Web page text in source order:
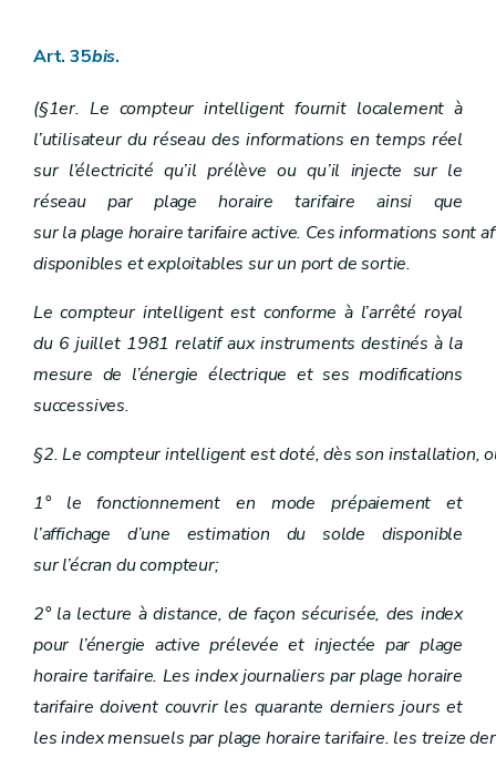
Art. 35bis.
(§1er. Le compteur intelligent fournit localement à
l’utilisateur du réseau des informations en temps réel
sur l’électricité qu’il prélève ou qu’il injecte sur le
réseau par plage horaire tarifaire ainsi que
sur la plage horaire tarifaire active. Ces informations sont
disponibles et exploitables sur un port de sortie.
Le compteur intelligent est conforme à l’arrêté royal
du 6 juillet 1981 relatif aux instruments destinés à la
mesure de l’énergie électrique et ses modifications
successives.
§2. Le compteur intelligent est doté, dès son installation,
1° le fonctionnement en mode prépaiement et
l’affichage d’une estimation du solde disponible
sur l’écran du compteur;
2° la lecture à distance, de façon sécurisée, des index
pour l’énergie active prélevée et injectée par plage
horaire tarifaire. Les index journaliers par plage horaire
tarifaire doivent couvrir les quarante derniers jours et
les index mensuels par plage horaire tarifaire. les treize